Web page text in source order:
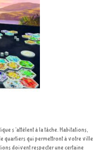
s’attèlent à la tâche. Habitations,
quartiers qui permettront à votre ville
doivent respecter une certaine